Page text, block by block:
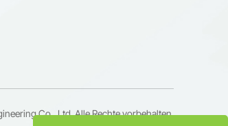
Co., Ltd. Alle Rechte vorbehalten.